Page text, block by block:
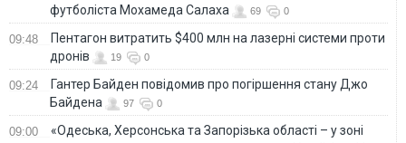
футболіста Мохамеда Салаха
69 0
09:48
Пентагон витратить $400 млн на лазерні системи проти
дронів
19 0
09:24
Гантер Байден повідомив про погіршення стану Джо
Байдена
97 0
09:00
«Одеська, Херсонська та Запорізька області – у зоні